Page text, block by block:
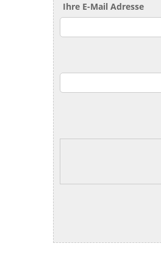
Ihre E-Mail Adresse